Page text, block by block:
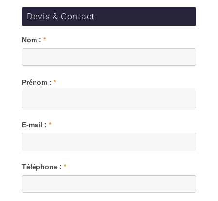
Devis & Contact
Blog
Nom : *
Prénom : *
E-mail : *
Téléphone : *